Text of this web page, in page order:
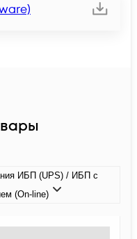
ИБП (UPS) / ИБП с
(On-line)